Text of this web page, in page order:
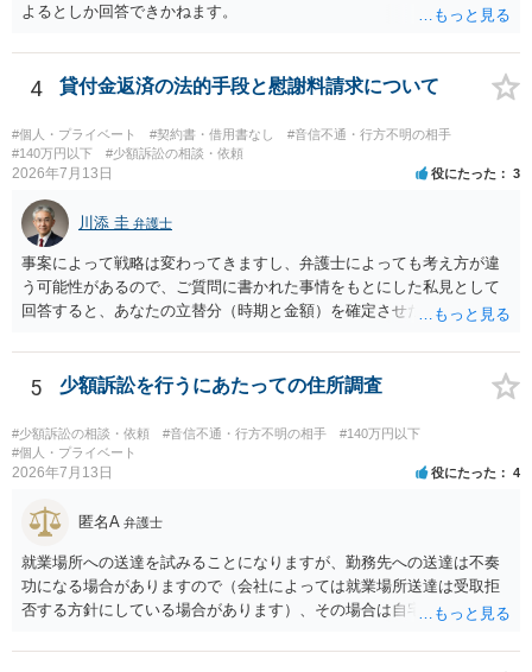
よるとしか回答できかねます。
4 貸付金返済の法的手段と慰謝料請求について
#個人・プライベート #契約書・借用書なし
#音信不通・行方不明の相手
#140万円以下
#少額訴訟の相談・依頼
2026年7月13日 役にたった 3
川添 圭 弁護士
事案によって戦略は変わってきますし、弁護士によっても考え方が違
う可能性があるので、ご質問に書かれた事情をもとにした私見として
回答すると、あなたの立替分（時期と金額）を確定させた上で、淡々
と、もし異議申立てがなされる可能性が高そうであれば時間の浪費
（通常訴訟へ移行する日数分空転する）になりますし、支払督促及び
その異議後の通常訴訟は相手方の住所地が管轄裁判所になるため（特
に相手方が遠方である場合は）対応が面倒な場合があるからです。相
手方の主張については、和解で減額を考慮すればよいと思います。 な
お、残念ながら、「連絡も返ってこず、返済の目処も立たずで精神的
せん。
5 少額訴訟を行うにあたっての住所調査
#少額訴訟の相談・依頼 #音信不通・行方不明の相手
#140万円以下
#個人・プライベート
2026年7月13日 役にたった 4
匿名A 弁護士
就業場所への送達を試みることになりますが、勤務先への送達は不奏
功になる場合がありますので（会社によっては就業場所送達は受取拒
否する方針にしている場合があります）、その場合は自宅の住所調査